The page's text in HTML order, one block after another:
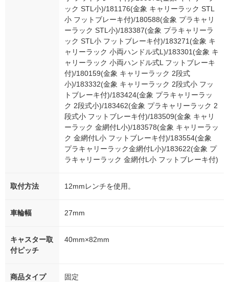
ック STL小)/181176(金象 キャリーラック STL
小 フットブレーキ付)/180588(金象 プラキャリ
ーラック STL小)/183387(金象 プラキャリーラ
ック STL小 フットブレーキ付)/183271(金象 キ
ャリーラック 小両ハンドル式L)/183301(金象 キ
ャリーラック 小両ハンドル式L フットブレーキ
付)/180159(金象 キャリーラック 2段式
小)/183332(金象 キャリーラック 2段式小 フッ
トブレーキ付)/183424(金象 プラキャリーラッ
ク 2段式小)/183462(金象 プラキャリーラック 2
段式小 フットブレーキ付)/183509(金象 キャリ
ーラック 金網付L小)/183578(金象 キャリーラッ
ク 金網付L小 フットブレーキ付)/183554(金象
プラキャリーラック金網付L小)/183622(金象 プ
ラキャリーラック 金網付L小 フットブレーキ付)
取付方法 12mmレンチを使用。
車輪幅 27mm
キャスター取
付ピッチ
40mm×82mm
商品タイプ 固定